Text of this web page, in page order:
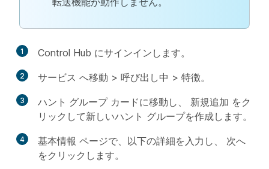
1 Control Hub にサインインします。
2 サービス へ移動 > 呼び出し中 > 特徴。
3 ハント グループカードに移動し、 新規追加 をク
リックして新しいハント グループを作成します。
4 基本情報 ページで、以下の詳細を入力し、 次へ
をクリックします。